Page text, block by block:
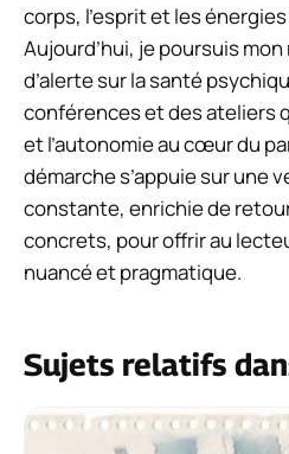
corps, l’esprit et les
Aujourd’hui, je poursuis
d’alerte sur la santé
conférences et des ateliers
et l’autonomie au cœur du
démarche s’appuie sur une
constante, enrichie de
concrets, pour offrir au
nuancé et pragmatique.
Sujets relatifs